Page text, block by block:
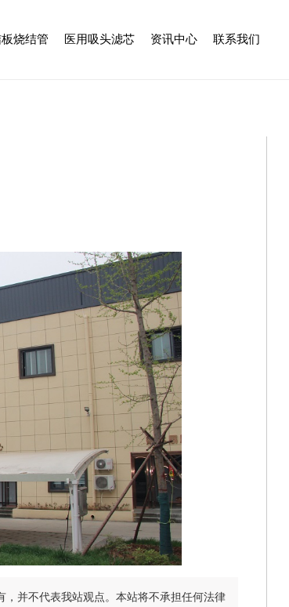
烧结管 医用吸头滤芯 资讯中心 联系我们
并不代表我站观点。本站将不承担任何法律